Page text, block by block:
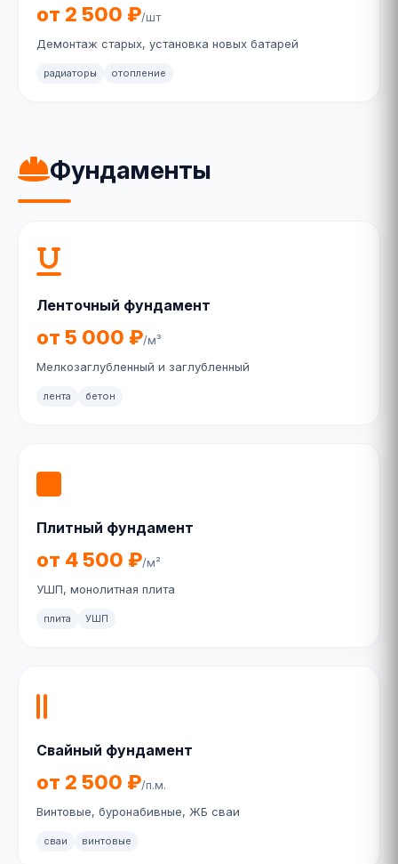
от 2 500 ₽/шт
Демонтаж старых, установка новых батарей
радиаторы отопление
Фундаменты
Ленточный фундамент
от 5 000 ₽/м³
Мелкозаглубленный и заглубленный
лента бетон
Плитный фундамент
от 4 500 ₽/м²
УШП, монолитная плита
плита УШП
Свайный фундамент
от 2 500 ₽/п.м.
Винтовые, буронабивные, ЖБ сваи
сваи винтовые